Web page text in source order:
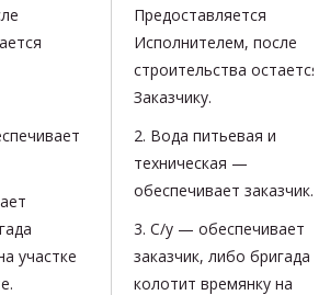
участке
Предоставляется
Исполнителем, после
строительства остается
Заказчику.
2. Вода питьевая и
техническая —
обеспечивает заказчик.
3. С/у — обеспечивает
заказчик, либо бригада
колотит времянку на